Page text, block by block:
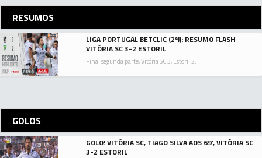
RESUMOS
LIGA PORTUGAL BETCLIC (2ªJ): RESUMO FLASH
VITÓRIA SC 3-2 ESTORIL
Final segunda parte, Vitória SC 3, Estoril 2.
GOLOS
GOLO! VITÓRIA SC, TIAGO SILVA AOS 69', VITÓRIA SC
3-2 ESTORIL